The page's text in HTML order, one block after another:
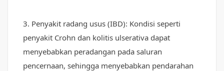
3. Penyakit radang usus (IBD): Kondisi seperti
penyakit Crohn dan kolitis ulserativa dapat
menyebabkan peradangan pada saluran
pencernaan, sehingga menyebabkan pendarahan